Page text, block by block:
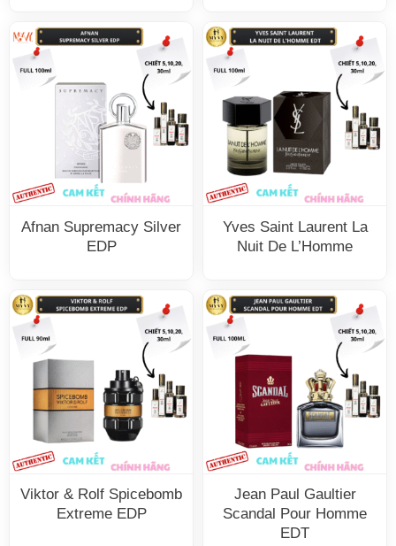
Afnan Supremacy Silver
EDP
Yves Saint Laurent La
Nuit De L’Homme
Viktor & Rolf Spicebomb
Extreme EDP
Jean Paul Gaultier
Scandal Pour Homme
EDT